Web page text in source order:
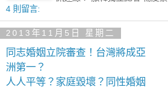
4 則留言:
2013年11月5日 星期二
同志婚姻立院審查！台灣將成亞
洲第一？
人人平等？家庭毀壞？同性婚姻